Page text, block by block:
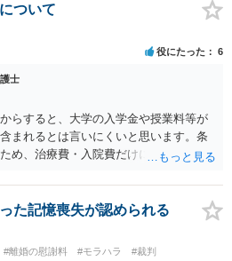
ついて
役にたった 6
士
らすると、大学の入学金や授業料等が
まれるとは言いにくいと思います。条
め、治療費・入院費だけに限定される
や事故によって臨時に必要となった医
出を念頭に置いた条項と読むのが自然
金、授業料、受験費用などの教育費に
から当然に半額を請求できる」とまで
た記憶喪失が認められる
#離婚の慰謝料 #モラハラ #裁判